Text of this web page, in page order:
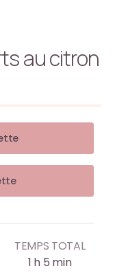
au citron
TEMPS TOTAL
1 h 5 min